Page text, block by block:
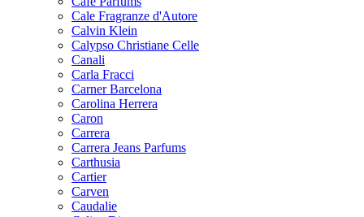
Cale Fragranze d'Autore
Calvin Klein
Calypso Christiane Celle
Canali
Carla Fracci
Carner Barcelona
Carolina Herrera
Caron
Carrera
Carrera Jeans Parfums
Carthusia
Cartier
Carven
Caudalie